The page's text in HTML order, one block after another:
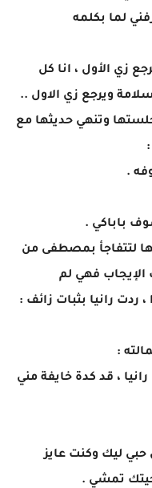
لما بكلمه
زي الأول ، انا كل
ويرجع زي الاول ..
وتنهي حديثها مع
.
باباكي .
لتتفاجأ بمصطفى من
الإيجاب فهي لم
ردت رانيا بثبات زائف :
:
رانيا ، قد كدة خايفة مني
ليك وكنت عايز
تمشي .